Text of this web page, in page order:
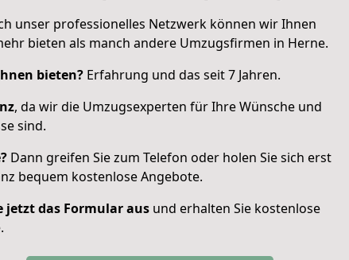
unser professionelles Netzwerk können wir Ihnen
bieten als manch andere Umzugsfirmen in Herne.
bieten? Erfahrung und das seit 7 Jahren.
, da wir die Umzugsexperten für Ihre Wünsche und
sind.
Dann greifen Sie zum Telefon oder holen Sie sich erst
bequem kostenlose Angebote.
jetzt das Formular aus und erhalten Sie kostenlose